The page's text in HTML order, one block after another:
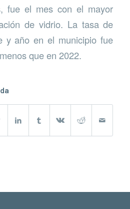
fue el mes con el mayor
de vidrio. La tasa de
y año en el municipio fue
que en 2022.